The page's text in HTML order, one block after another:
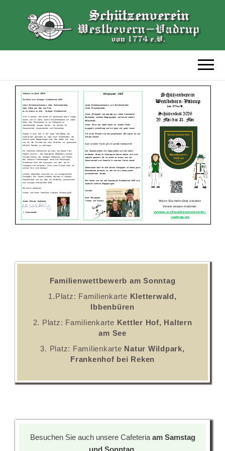
Familienwettbewerb am Sonntag
1.Platz: Familienkarte Kletterwald,
Ibbenbüren
2. Platz: Familienkarte Kettler Hof, Haltern
am See
3. Platz: Familienkarte Natur Wildpark,
Frankenhof bei Reken
Besuchen Sie auch unsere Cafeteriaam Samstag
und Sonntag.